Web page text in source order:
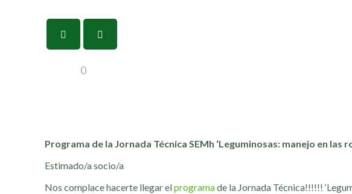
0
Programa de la Jornada Técnica SEMh ‘Leguminosas: manejo en las
Estimado/a socio/a
Nos complace hacerte llegar elprogramade la Jornada Técnica!!!!!!